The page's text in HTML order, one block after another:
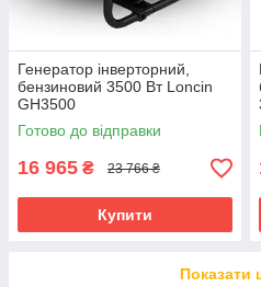
Генератор інверторний,
бензиновий 3500 Вт Loncin
GH3500
Готово до відправки
16 965 ₴ 23 766 ₴
Купити
Показати